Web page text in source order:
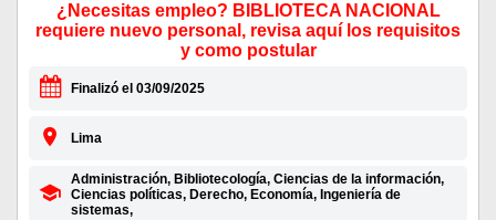
¿Necesitas empleo? BIBLIOTECA NACIONAL
requiere nuevo personal, revisa aquí los requisitos
y como postular
Finalizó el 03/09/2025
Lima
Administración, Bibliotecología, Ciencias de la información,
Ciencias políticas, Derecho, Economía, Ingeniería de
sistemas,